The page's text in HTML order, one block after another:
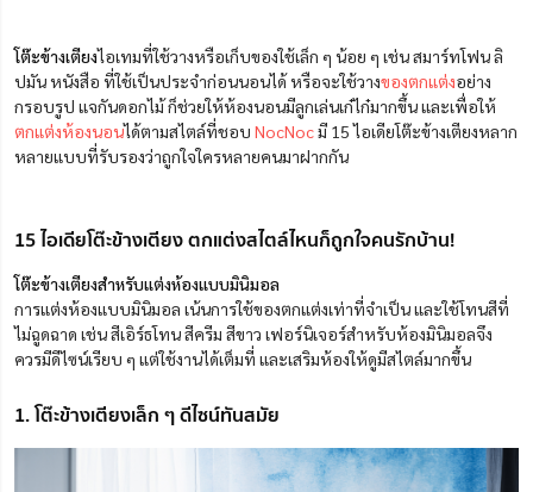
โต๊ะข้างเตียงไอเทมที่ใช้วางหรือเก็บของใช้เล็ก ๆ น้อย ๆ เช่น สมาร์ทโฟน ลิ
ปมัน หนังสือ ที่ใช้เป็นประจำก่อนนอนได้ หรือจะใช้วางของตกแต่งอย่าง
กรอบรูป แจกันดอกไม้ ก็ช่วยให้ห้องนอนมีลูกเล่นเก๋ไก๋มากขึ้น และเพื่อให้
ตกแต่งห้องนอนได้ตามสไตล์ที่ชอบ NocNocมี 15 ไอเดียโต๊ะข้างเตียงหลาก
หลายแบบที่รับรองว่าถูกใจใครหลายคนมาฝากกัน
15 ไอเดียโต๊ะข้างเตียง ตกแต่งสไตล์ไหนก็ถูกใจคนรักบ้าน!
โต๊ะข้างเตียงสำหรับแต่งห้องแบบมินิมอล
การแต่งห้องแบบมินิมอล เน้นการใช้ของตกแต่งเท่าที่จำเป็น และใช้โทนสีที่
ไม่ฉูดฉาด เช่น สีเอิร์ธโทน สีครีม สีขาว เฟอร์นิเจอร์สำหรับห้องมินิมอลจึง
ควรมีดีไซน์เรียบ ๆ แต่ใช้งานได้เต็มที่ และเสริมห้องให้ดูมีสไตล์มากขึ้น
1. โต๊ะข้างเตียงเล็ก ๆ ดีไซน์ทันสมัย